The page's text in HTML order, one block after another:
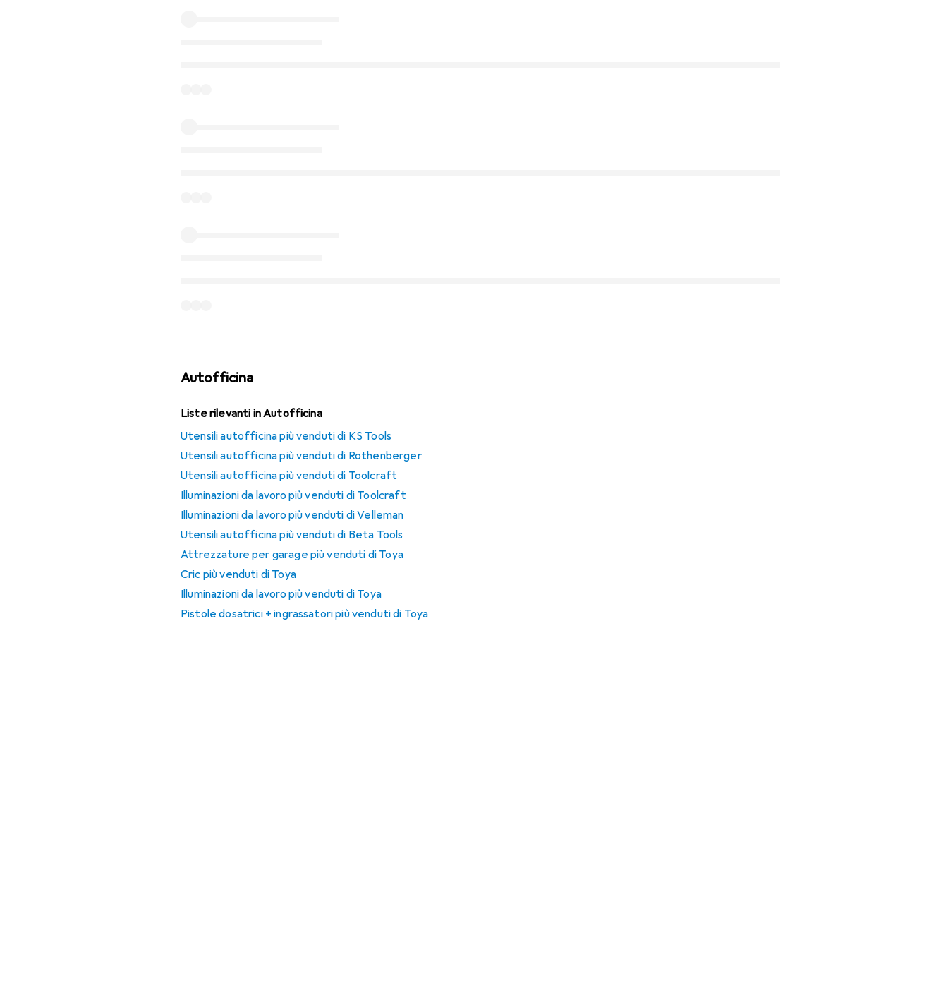
Autofficina
Liste rilevanti in Autofficina
Utensili autofficina più venduti di KS Tools
Utensili autofficina più venduti di Rothenberger
Utensili autofficina più venduti di Toolcraft
Illuminazioni da lavoro più venduti di Toolcraft
Illuminazioni da lavoro più venduti di Velleman
Utensili autofficina più venduti di Beta Tools
Attrezzature per garage più venduti di Toya
Cric più venduti di Toya
Illuminazioni da lavoro più venduti di Toya
Pistole dosatrici + ingrassatori più venduti di Toya